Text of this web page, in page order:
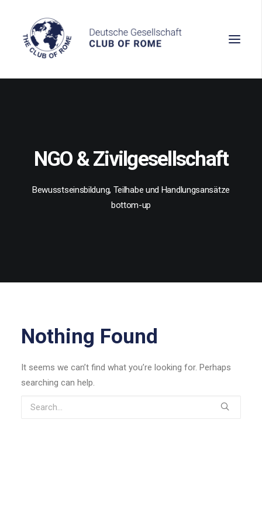
Denken
Handeln
NGO & Zivilgesellschaft
Bewusstseinsbildung, Teilhabe und Handlungsansätze
bottom-up
Nothing Found
It seems we can’t find what you’re looking for. Perhaps
searching can help.